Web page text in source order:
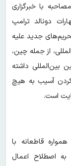
با خبرگزاری
دونالد ترامپ
جدید علیه
از جمله چین،
بین‌المللی داشته
آسیب به هیچ
است.
قاطعانه با
به اصطلاح اعمال